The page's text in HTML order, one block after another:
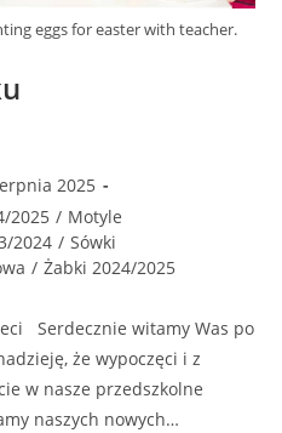
eggs for easter with teacher.
2025
2025 / Motyle
2024 / Sówki
/ Żabki 2024/2025
Serdecznie witamy Was po
że wypoczęci i z
w nasze przedszkolne
naszych nowych…